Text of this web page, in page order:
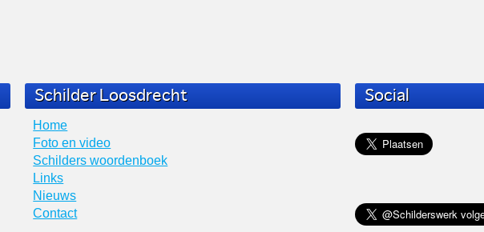
Schilder Loosdrecht
Home
Foto en video
Schilders woordenboek
Links
Nieuws
Contact
Social